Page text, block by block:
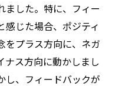
ました。特に、フィー
感じた場合、ポジティ
をプラス方向に、ネガ
ナス方向に動かしまし
し、フィードバックが